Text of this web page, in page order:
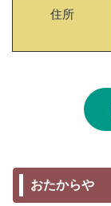
住所
おたからや